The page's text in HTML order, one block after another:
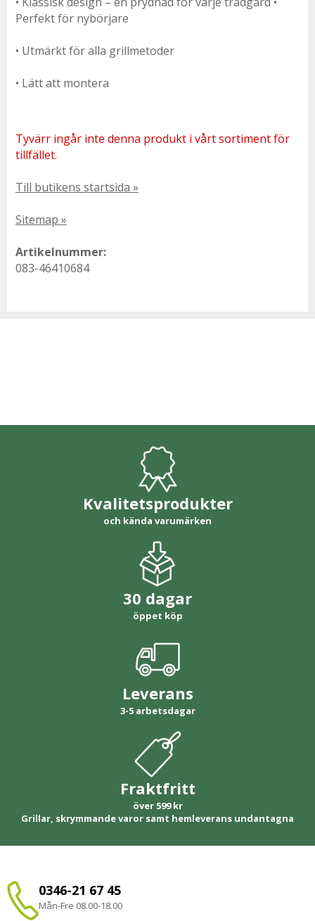
Perfekt för nybörjare
• Utmärkt för alla grillmetoder
• Lätt att montera
Tyvärr ingår inte denna produkt i vårt sortiment för
tillfället.
Till butikens startsida »
Sitemap »
Artikelnummer:
083-46410684
Kvalitetsprodukter
och kända varumärken
30 dagar
öppet köp
Leverans
3-5 arbetsdagar
Fraktfritt
över 599 kr
Grillar, skrymmande varor samt hemleverans undantagna
0346-21 67 45
Mån-Fre 08.00-18.00